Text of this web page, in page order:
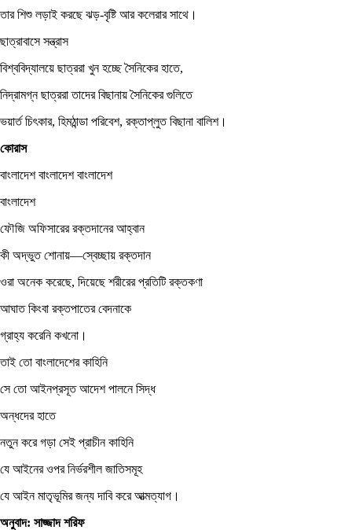
তার শিশু লড়াই করছে ঝড়-বৃষ্টি আর কলেরার সাথে।
ছাত্রাবাসে সন্ত্রাস
বিশ্ববিদ্যালয়ে ছাত্ররা খুন হচ্ছে সৈনিকের হাতে,
নিদ্রামগ্ন ছাত্ররা তাদের বিছানায় সৈনিকের গুলিতে
ভয়ার্ত চিৎকার, হিমঠান্ডা পরিবেশ, রক্তাপ্লুত বিছানা বালিশ।
কোরাস
বাংলাদেশ বাংলাদেশ বাংলাদেশ
বাংলাদেশ
ফৌজি অফিসারের রক্তদানের আহ্বান
কী অদ্ভুত শোনায়—স্বেচ্ছায় রক্তদান
ওরা অনেক করেছে, দিয়েছে শরীরের প্রতিটি রক্তকণা
আঘাত কিংবা রক্তপাতের বেদনাকে
গ্রাহ্য করেনি কখনো।
তাই তো বাংলাদেশের কাহিনি
সে তো আইনপ্রসূত আদেশ পালনে সিদ্ধ
অন্ধদের হাতে
নতুন করে গড়া সেই প্রাচীন কাহিনি
যে আইনের ওপর নির্ভরশীল জাতিসমূহ
যে আইন মাতৃভূমির জন্য দাবি করে আত্মত্যাগ।
অনুবাদ: সাজ্জাদ শরিফ